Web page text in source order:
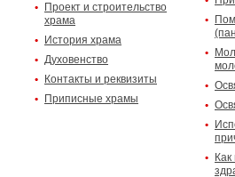
Проект и строительство
храма
История храма
Духовенство
Контакты и реквизиты
Приписные храмы